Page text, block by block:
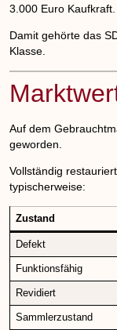
3.000 Euro Kaufkraft
Damit gehörte das
Klasse.
Auf dem
geworden.
Vollständig
typischerweise:
Zustand
Defekt
Funktionsfähig
Revidiert
Sammlerzustand